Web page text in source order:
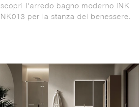
scopri l'arredo bagno moderno INK
NK013 per la stanza del benessere.